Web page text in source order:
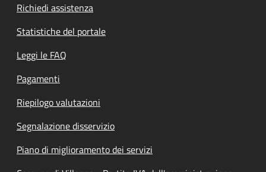
Richiedi assistenza
Statistiche del portale
Leggi le FAQ
Pagamenti
Riepilogo valutazioni
Segnalazione disservizio
Piano di miglioramento dei servizi